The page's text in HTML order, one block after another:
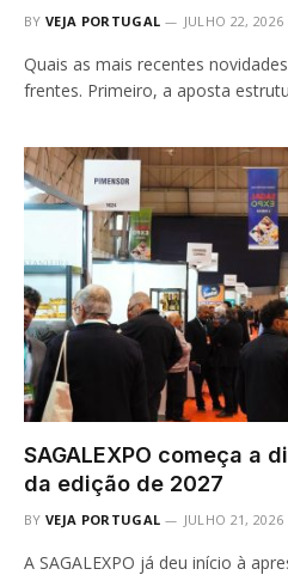
BY VEJA PORTUGAL JULHO 22, 2026
Quais as mais recentes
frentes. Primeiro, a aposta
SAGALEXPO começa a
da edição de 2027
BY VEJA PORTUGAL JULHO 21, 2026
A SAGALEXPO já deu início à